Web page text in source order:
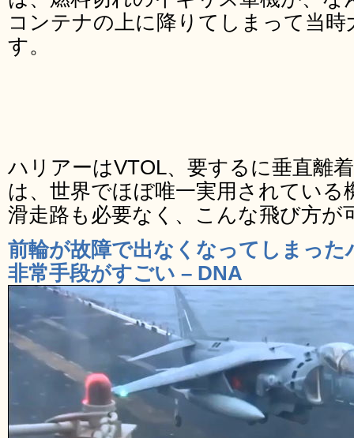
コンテナの上に降りてしまって当
す。
ハリアーはVTOL、要するに垂直離
は、世界でほぼ唯一実用されている
滑走路も必要なく、こんな飛び方が
前輪が故障で出なくなってしまった
非常手段がすごい – DNA